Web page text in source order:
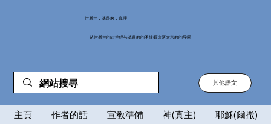
伊斯兰，基督教，真理
从伊斯兰的古兰经与基督教的圣经看这两大宗教的异同
其他語文
主頁 作者的話 宣教準備 神(真主)
耶穌(爾撒)